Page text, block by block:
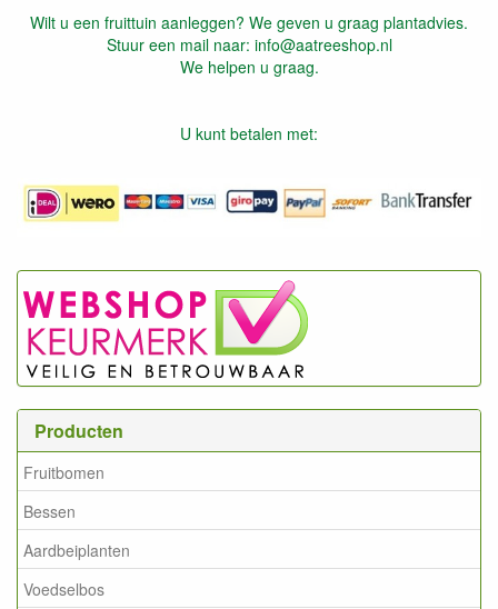
Producten
Fruitbomen
Bessen
Aardbeiplanten
Voedselbos
Wilt u een fruittuin aanleggen? We geven u graag plantadvies.
Stuur een mail naar: info@aatreeshop.nl
We helpen u graag.
U kunt betalen met: